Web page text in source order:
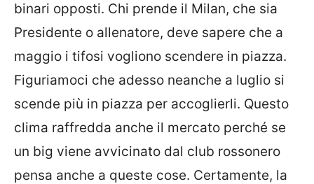
binari opposti. Chi prende il Milan, che sia
Presidente o allenatore, deve sapere che a
maggio i tifosi vogliono scendere in piazza.
Figuriamoci che adesso neanche a luglio si
scende più in piazza per accoglierli. Questo
clima raffredda anche il mercato perché se
un big viene avvicinato dal club rossonero
pensa anche a queste cose. Certamente, la